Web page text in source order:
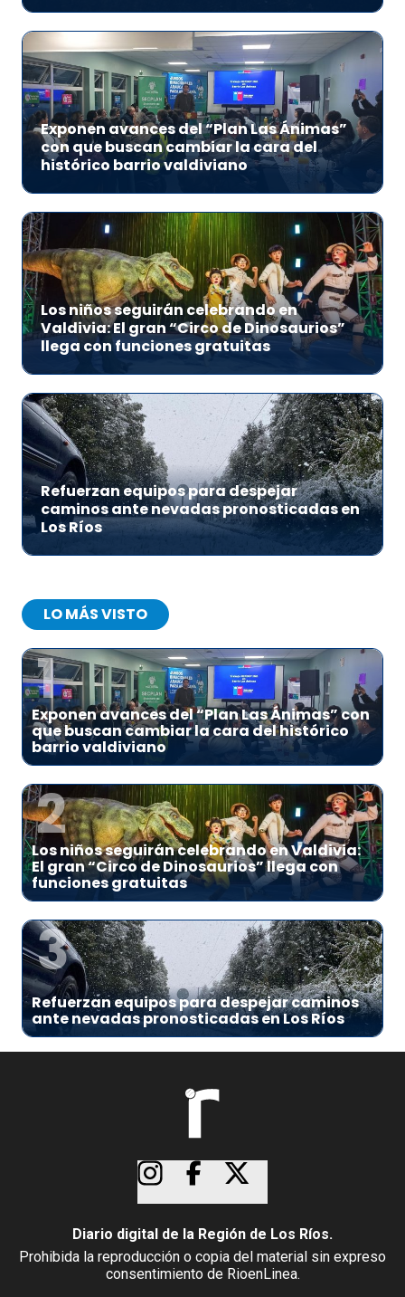
Exponen avances del “Plan Las Ánimas”
con que buscan cambiar la cara del
histórico barrio valdiviano
Los niños seguirán celebrando en
Valdivia: El gran “Circo de Dinosaurios”
llega con funciones gratuitas
Refuerzan equipos para despejar
caminos ante nevadas pronosticadas en
Los Ríos
LO MÁS VISTO
1
Exponen avances del “Plan Las Ánimas” con
que buscan cambiar la cara del histórico
barrio valdiviano
2
Los niños seguirán celebrando en Valdivia:
El gran “Circo de Dinosaurios” llega con
funciones gratuitas
3
Refuerzan equipos para despejar caminos
ante nevadas pronosticadas en Los Ríos
Diario digital de la Región de Los Ríos.
Prohibida la reproducción o copia del material sin expreso
consentimiento de RioenLinea.